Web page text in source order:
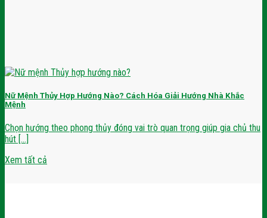
Nữ Mệnh Thủy Hợp Hướng Nào? Cách Hóa Giải Hướng Nhà Khắc
Mệnh
Chọn hướng theo phong thủy đóng vai trò quan trọng giúp gia chủ thu
hút [...]
Xem tất cả